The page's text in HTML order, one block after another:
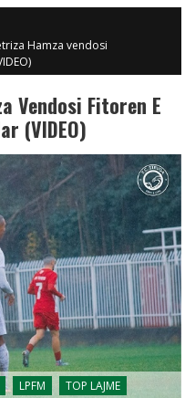
Hamza vendosi
Vendosi Fitoren E
(VIDEO)
LPFM TOP LAJME